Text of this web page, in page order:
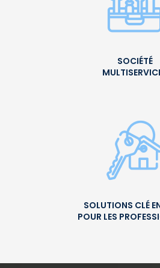
SOCIÉTÉ
SOLUTIONS CLÉ
POUR LES